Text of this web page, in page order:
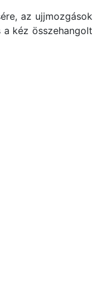
az ujjmozgások
kéz összehangolt